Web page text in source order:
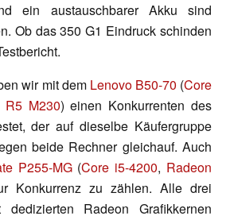
ein austauschbarer Akku sind
Ob das 350 G1 Eindruck schinden
wir mit dem Lenovo B50-70 (Core
R5 M230) einen Konkurrenten des
der auf dieselbe Käufergruppe
beide Rechner gleichauf. Auch
P255-MG(Core i5-4200, Radeon
Konkurrenz zu zählen. Alle drei
Radeon Grafikkernen